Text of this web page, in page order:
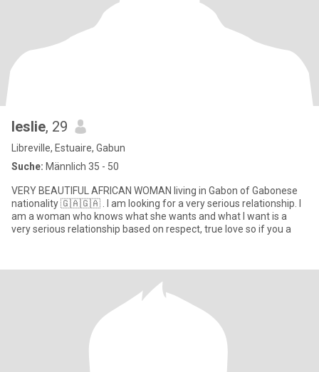
leslie, 29
Libreville, Estuaire, Gabun
Suche: Männlich 35 - 50
VERY BEAUTIFUL AFRICAN WOMAN living in Gabon of Gabonese
nationality 🇬🇦🇬🇦 . I am looking for a very serious relationship. I
am a woman who knows what she wants and what I want is a
very serious relationship based on respect, true love so if you a